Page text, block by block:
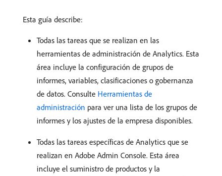
Esta guía describe:
Todas las tareas que se realizan en las
herramientas de administración de Analytics. Esta
área incluye la configuración de grupos de
informes, variables, clasificaciones o gobernanza
de datos. Consulte Herramientas de
administración para ver una lista de los grupos de
informes y los ajustes de la empresa disponibles.
Todas las tareas específicas de Analytics que se
realizan en Adobe Admin Console. Esta área
incluye el suministro de productos y la